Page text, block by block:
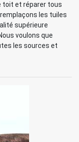
toit et réparer tous
les tuiles
supérieure
voulons que
les sources et